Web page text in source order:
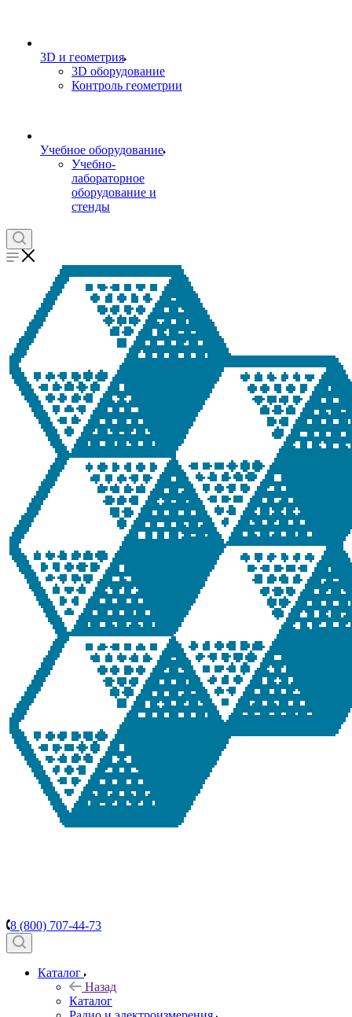
3D и геометрия
3D оборудование
Контроль геометрии
Учебное оборудование
Учебно-
лабораторное
оборудование и
стенды
8 (800) 707-44-73
Каталог
Назад
Каталог